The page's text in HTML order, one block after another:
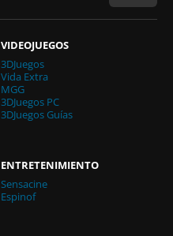
VIDEOJUEGOS
3DJuegos
Vida Extra
MGG
3DJuegos PC
3DJuegos Guías
ENTRETENIMIENTO
Sensacine
Espinof